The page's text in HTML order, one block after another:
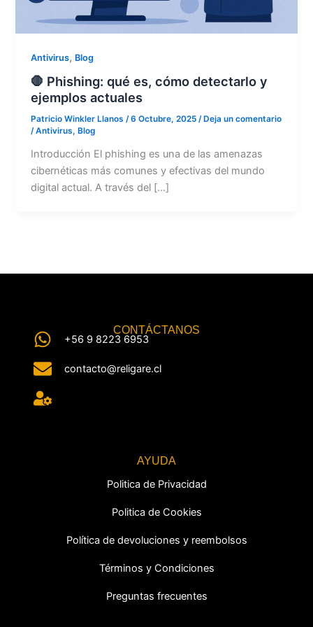
Antivirus, Blog
🛑 Phishing: qué es, cómo detectarlo y
ejemplos actuales
Patricio Winkler Llanos/6 Octubre, 2025/ Deja un comentario
/Antivirus, Blog
Introducción El phishing es una de las amenazas
cibernéticas más comunes y efectivas del mundo
digital actual. A través del […]
CONTÁCTANOS
+56 9 8223 6953
contacto@religare.cl
AYUDA
Politica de Privacidad
Politica de Cookies
Política de devoluciones y reembolsos
Términos y Condiciones
Preguntas frecuentes